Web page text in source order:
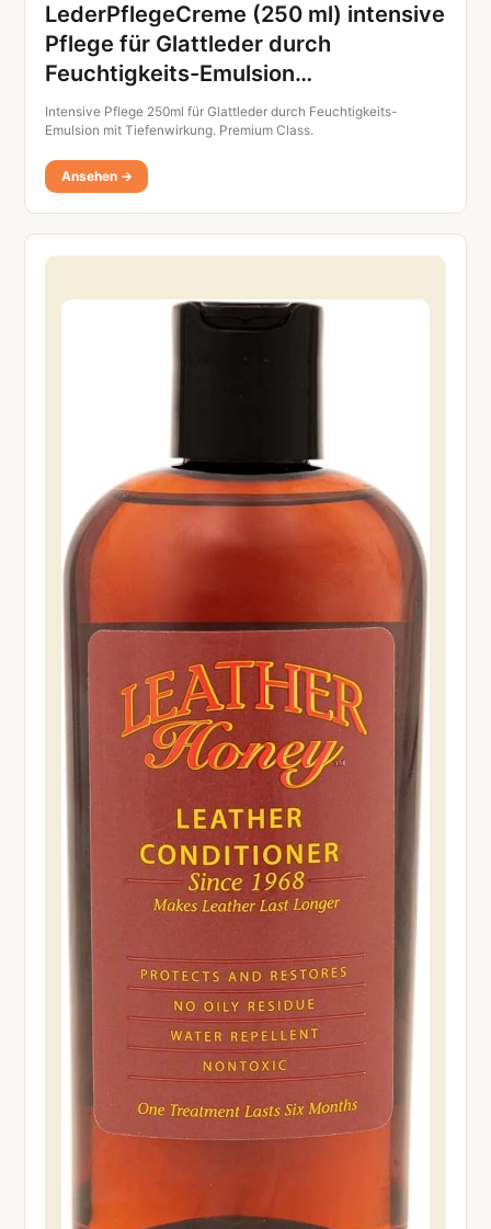
LederPflegeCreme (250 ml) intensive
Pflege für Glattleder durch
Feuchtigkeits-Emulsion…
Intensive Pflege 250ml für Glattleder durch Feuchtigkeits-
Emulsion mit Tiefenwirkung. Premium Class.
Ansehen →